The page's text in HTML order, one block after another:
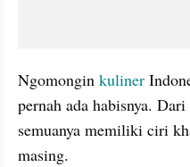
Ngomongin kuliner
pernah ada habisnya.
semuanya memiliki ciri
masing.